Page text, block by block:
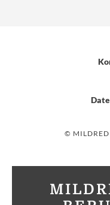
© MILDRED